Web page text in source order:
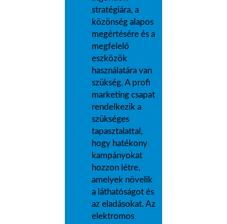
stratégiára, a
közönség alapos
megértésére és a
megfelelő
eszközök
használatára van
szükség. A profi
marketing csapat
rendelkezik a
szükséges
tapasztalattal,
hogy hatékony
kampányokat
hozzon létre,
amelyek növelik
a láthatóságot és
az eladásokat. Az
elektromos